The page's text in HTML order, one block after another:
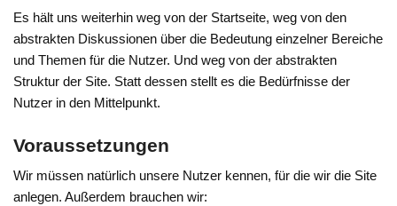
Es hält uns weiterhin weg von der Startseite, weg von den
abstrakten Diskussionen über die Bedeutung einzelner Bereiche
und Themen für die Nutzer. Und weg von der abstrakten
Struktur der Site. Statt dessen stellt es die Bedürfnisse der
Nutzer in den Mittelpunkt.
Voraussetzungen
Wir müssen natürlich unsere Nutzer kennen, für die wir die Site
anlegen. Außerdem brauchen wir: